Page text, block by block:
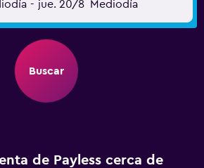
- jue. 20/8 Mediodía
Buscar
de Payless cerca de